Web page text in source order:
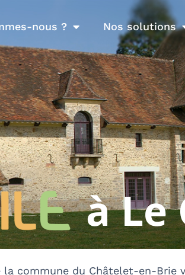
nous ? Nos solutions
à
la commune du Châtelet-en-